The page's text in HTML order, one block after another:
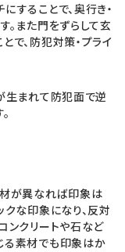
することで、奥行き・
。また門をずらして玄
で、防犯対策・プライ
生まれて防犯面で逆
が異なれば印象は
クな印象になり、反対
ンクリートや石など
る素材でも印象はか